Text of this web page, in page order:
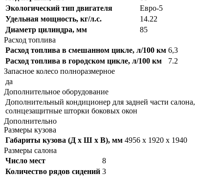
Экологический тип двигателя
Евро-5
Удельная мощность, кг/л.с.
14.22
Диаметр цилиндра, мм
85
Расход топлива
Расход топлива в смешанном цикле, л/100 км 6,3
Расход топлива в городском цикле, л/100 км
7.2
Запасное колесо полноразмерное
да
Дополнительное оборудование
Дополнительный кондиционер для задней части салона,
солнцезащитные шторки боковых окон
Дополнительно
Размеры кузова
Габариты кузова (Д x Ш x В), мм 4956 x 1920 x 1940
Размеры салона
Число мест
8
Количество рядов сидений 3